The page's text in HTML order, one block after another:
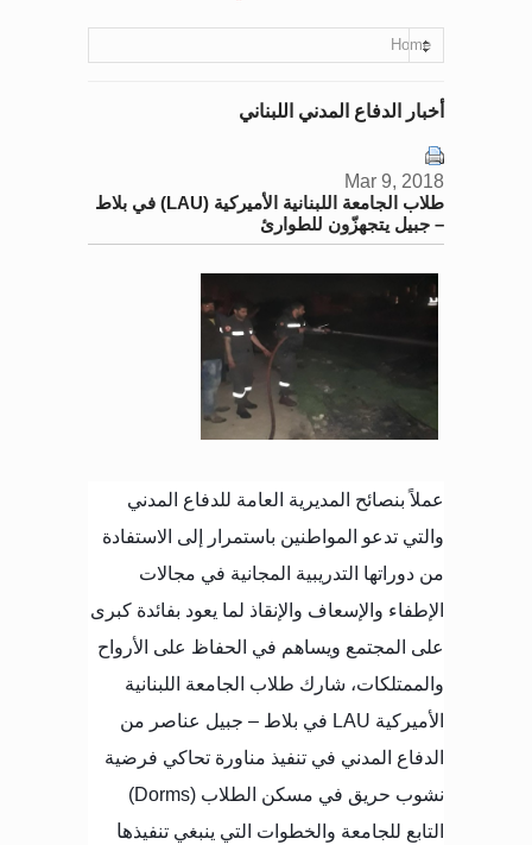
Home
أخبار الدفاع المدني اللبناني
Mar 9, 2018
طلاب الجامعة اللبنانية الأميركية (LAU) في بلاط
– جبيل يتجهزّون للطوارئ
عملاً بنصائح المديرية العامة للدفاع المدني
والتي تدعو المواطنين باستمرار إلى الاستفادة
من دوراتها التدريبية المجانية في مجالات
الإطفاء والإسعاف والإنقاذ لما يعود بفائدة كبرى
على المجتمع ويساهم في الحفاظ على الأرواح
والممتلكات، شارك طلاب الجامعة اللبنانية
الأميركية LAU في بلاط – جبيل عناصر من
الدفاع المدني في تنفيذ مناورة تحاكي فرضية
نشوب حريق في مسكن الطلاب (Dorms
)
التابع للجامعة والخطوات التي ينبغي تنفيذها